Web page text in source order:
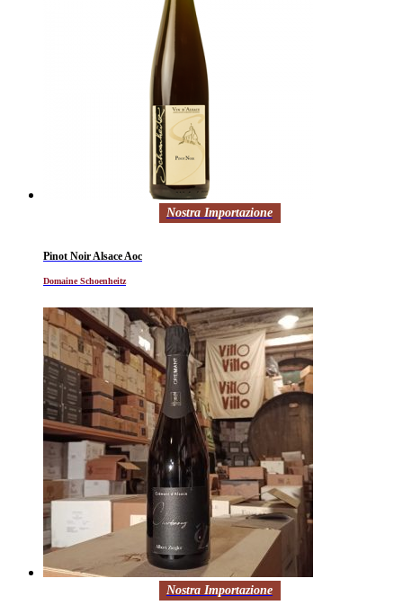
Nostra Importazione
Pinot Noir Alsace Aoc
Domaine Schoenheitz
Nostra Importazione